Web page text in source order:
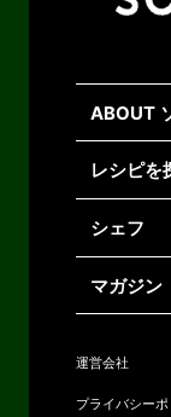
ABOUT
レシピを
シェフ
マガジン
運営会社
プライバシー